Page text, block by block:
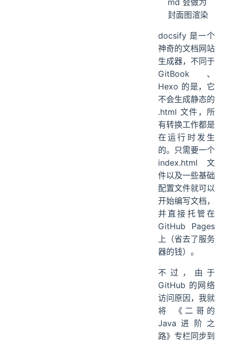
md 会做为
封面图渲染
docsify 是一个
神奇的文档网站
生成器，不同于
GitBook、
Hexo 的是，它
不会生成静态的
.html 文件，所
有转换工作都是
在运行时发生
的。只需要一个
index.html 文
件以及一些基础
配置文件就可以
开始编写文档，
并直接托管在
GitHub Pages
上（省去了服务
器的钱）。
不过，由于
GitHub 的网络
访问原因，我就
将 《二哥的
Java进阶之
路》专栏同步到